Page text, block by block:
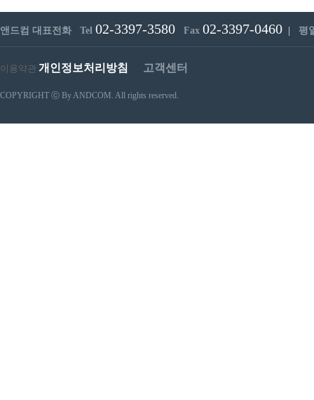
앤드컴 대표전화 Tel 02-3397-3580 Fax 02-3397-0460 평
이용약관 개인정보처리방침 고객센터
COPYRIGHT ⓒ By ANDCOM. All rights reserved.